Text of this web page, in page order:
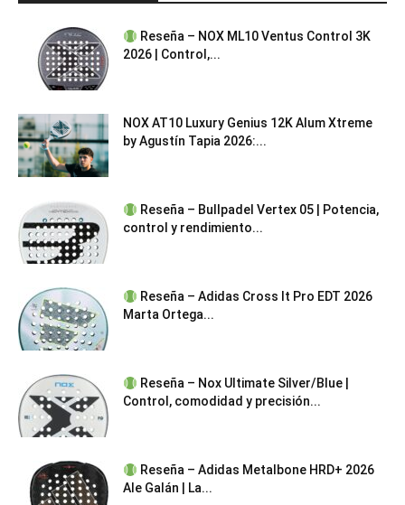
Reseña – NOX ML10 Ventus Control 3K
2026 | Control,...
NOX AT10 Luxury Genius 12K Alum Xtreme
by Agustín Tapia 2026:...
Reseña – Bullpadel Vertex 05 | Potencia,
control y rendimiento...
Reseña – Adidas Cross It Pro EDT 2026
Marta Ortega...
Reseña – Nox Ultimate Silver/Blue |
Control, comodidad y precisión...
Reseña – Adidas Metalbone HRD+ 2026
Ale Galán | La...